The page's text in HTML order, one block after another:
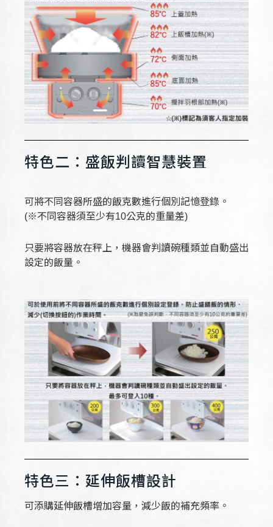
特色二：盛飯判讀智慧裝置
可將不同容器所盛的飯克數進行個別記憶登錄。
(※不同容器須至少有10公克的重量差)
只要將容器放在秤上，機器會判讀碗種類並自動盛出
設定的飯量。
特色三：延伸飯槽設計
可添購延伸飯槽增加容量，減少飯的補充頻率。